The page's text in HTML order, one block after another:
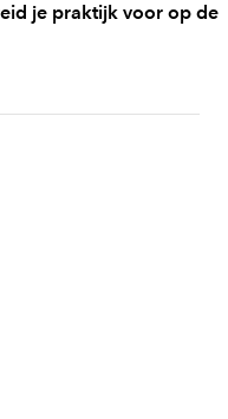
je praktijk voor op de